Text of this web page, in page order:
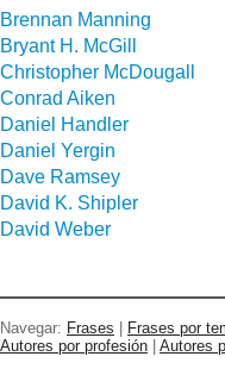
Brennan Manning
Bryant H. McGill
Christopher McDougall
Conrad Aiken
Daniel Handler
Daniel Yergin
Dave Ramsey
David K. Shipler
David Weber
Navegar: Frases Frases por
Autores por profesión
Autores